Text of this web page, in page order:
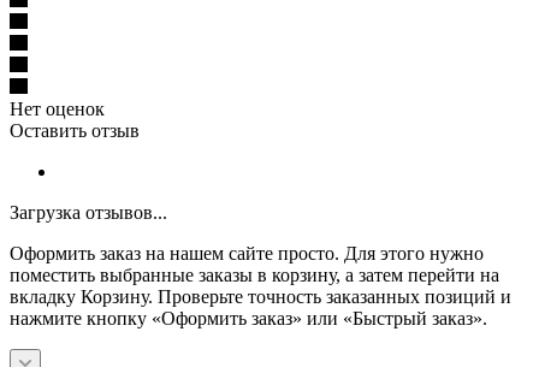
Нет оценок
Оставить отзыв
Загрузка отзывов...
Оформить заказ на нашем сайте просто. Для этого нужно
поместить выбранные заказы в корзину, а затем перейти на
вкладку Корзину. Проверьте точность заказанных позиций и
нажмите кнопку «Оформить заказ» или «Быстрый заказ».